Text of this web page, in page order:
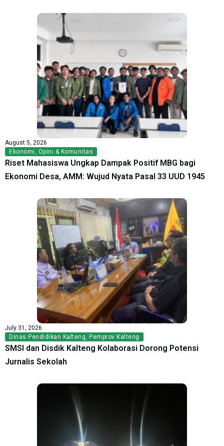
August 5, 2026
Ekonomi, Opini & Komunitas
Riset Mahasiswa Ungkap Dampak Positif MBG bagi
Ekonomi Desa, AMM: Wujud Nyata Pasal 33 UUD 1945
July 31, 2026
Dinas Pendidikan Kalteng, Pemprov Kalteng
SMSI dan Disdik Kalteng Kolaborasi Dorong Potensi
Jurnalis Sekolah